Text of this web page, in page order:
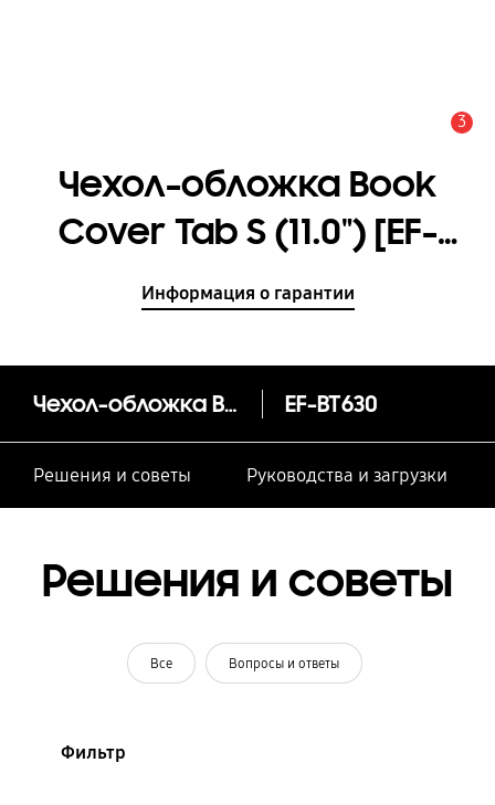
3
Чехол-обложка Book
Cover Tab S (11.0") [EF-
BT630PJEGRU]
Информация о гарантии
Чехол-обложка Book Cover Tab S (11.0") EF-BT630
Решения и советы Руководства и загрузки
Решения и советы
Все Вопросы и ответы
Фильтр